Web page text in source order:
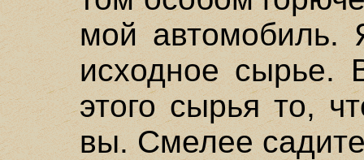
мой автомобиль.
исходное сырье.
этого сырья то,
вы. Смелее